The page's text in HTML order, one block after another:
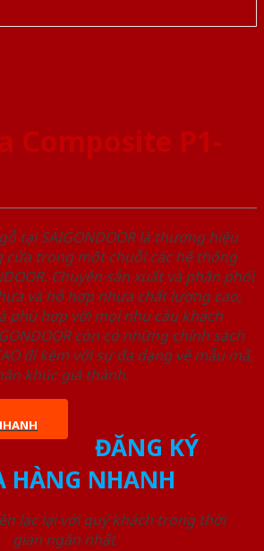
Composite P1-
tại SAIGONDOOR là thương hiệu
cửa trong một chuỗi các hệ thống
Chuyên sản xuất và phân phối
và hỗ hợp nhựa chất lượng cao,
phù hợp với mọi nhu cầu khách
còn có những chính sách
đi kèm với sự đa dạng về mẫu mã,
khúc giá thành.
ĐĂNG KÝ
HÀNG NHANH
lạc lại với quý khách trong thời
gian ngắn nhất